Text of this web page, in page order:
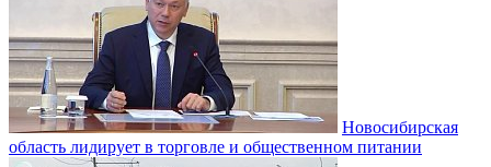
Новосибирская
область лидирует в торговле и общественном питании